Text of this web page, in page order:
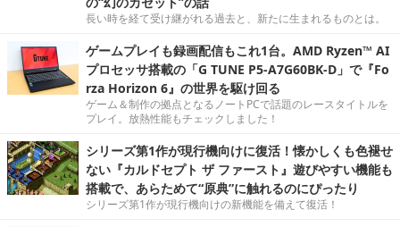
長い時を経て受け継がれる過去と、新たに生まれるものとは。
ゲームプレイも録画配信もこれ1台。AMD Ryzen™ AI
プロセッサ搭載の「G TUNE P5-A7G60BK-D」で『Fo
rza Horizon 6』の世界を駆け回る
ゲーム＆制作の拠点となるノートPCで話題のレースタイトルを
プレイ。放熱性能もチェックしました！
シリーズ第1作が現行機向けに復活！懐かしくも色褪せ
ない『カルドセプト ザ ファースト』遊びやすい機能も
搭載で、あらためて“原典”に触れるのにぴったり
シリーズ第1作が現行機向けの新機能を備えて復活！